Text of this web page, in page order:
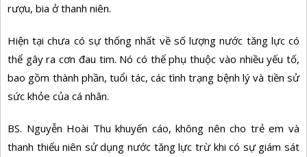
rượu, bia ở thanh niên.
Hiện tại chưa có sự thống nhất về số lượng nước tăng lực có
thể gây ra cơn đau tim. Nó có thể phụ thuộc vào nhiều yếu tố,
bao gồm thành phần, tuổi tác, các tình trạng bệnh lý và tiền sử
sức khỏe của cá nhân.
BS. Nguyễn Hoài Thu khuyến cáo, không nên cho trẻ em và
thanh thiếu niên sử dụng nước tăng lực trừ khi có sự giám sát